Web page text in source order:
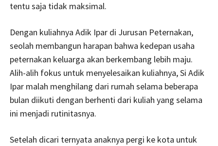
tentu saja tidak maksimal.
Dengan kuliahnya Adik Ipar di Jurusan Peternakan,
seolah membangun harapan bahwa kedepan usaha
peternakan keluarga akan berkembang lebih maju.
Alih-alih fokus untuk menyelesaikan kuliahnya, Si Adik
Ipar malah menghilang dari rumah selama beberapa
bulan diikuti dengan berhenti dari kuliah yang selama
ini menjadi rutinitasnya.
Setelah dicari ternyata anaknya pergi ke kota untuk